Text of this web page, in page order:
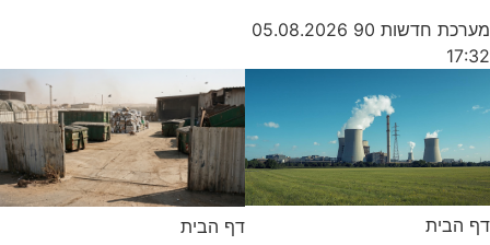
מערכת חדשות 90
05.08.2026
17:32
דף הבית דף הבית